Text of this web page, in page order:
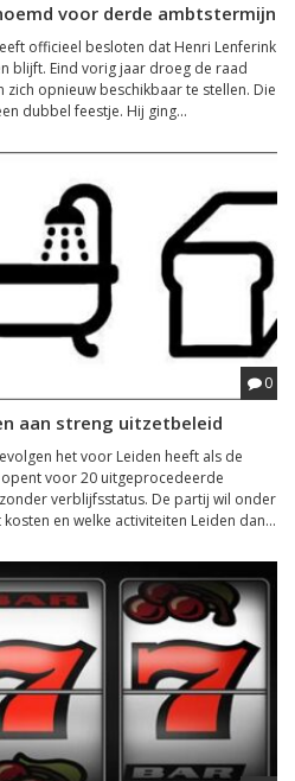
voor derde ambtstermijn
officieel besloten dat Henri Lenferink
blijft. Eind vorig jaar droeg de raad
opnieuw beschikbaar te stellen. Die
dubbel feestje. Hij ging...
0
aan streng uitzetbeleid
het voor Leiden heeft als de
voor 20 uitgeprocedeerde
verblijfsstatus. De partij wil onder
en welke activiteiten Leiden dan...